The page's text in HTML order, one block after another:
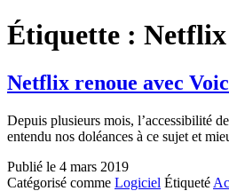
Étiquette : Netflix
Netflix renoue avec
Depuis plusieurs mois, l’accessibilité
entendu nos doléances à ce sujet et
Publié le 4 mars 2019
Catégorisé comme Logiciel Étiqueté